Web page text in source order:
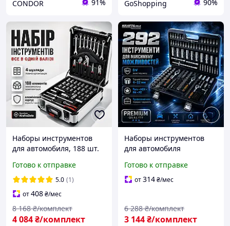
CONDOR 91% GoShopping 90%
Наборы инструментов
для автомобиля, 188 шт.
Наборы инструментов
для автомобиля
Kraft&Dele KD314
Готово к отправке
5.0 (1)
от408₴/мес
4 084₴/комплект
8 168 ₴/комплект
Наборы инструментов
для автомобиля
предметов KD10460
Наборы инструментов
Готово к отправке
от314₴/мес
3 144₴/комплект
6 288 ₴/комплект